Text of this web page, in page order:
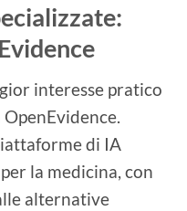
interesse pratico
OpenEvidence.
di IA
la medicina, con
alternative